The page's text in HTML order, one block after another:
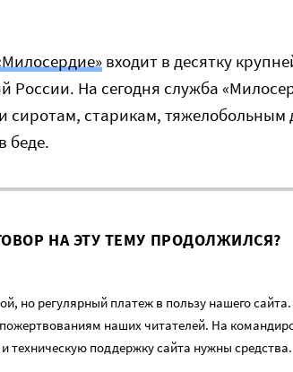
входит в десятку
России. На сегодня служба
сиротам, старикам, тяжелобольным
беде.
НА ЭТУ ТЕМУ ПРОДОЛЖИЛСЯ?
но регулярный платеж в пользу нашего
наших читателей. На
техническую поддержку сайта нужны средства.